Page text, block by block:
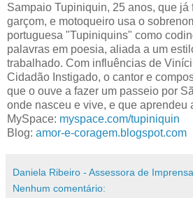
Sampaio Tupiniquin, 25 anos, que já
garçom, e motoqueiro usa o
portuguesa "Tupiniquins" como
palavras em poesia, aliada a um
trabalhado. Com influências de
Cidadão Instigado, o cantor e
que o ouve a fazer um passeio por
onde nasceu e vive, e que aprendeu
MySpace: myspace.com/tupiniquin
Blog: amor-e-coragem.blogspot.com
Daniela Ribeiro - Assessora de Imprensa
Nenhum comentário: